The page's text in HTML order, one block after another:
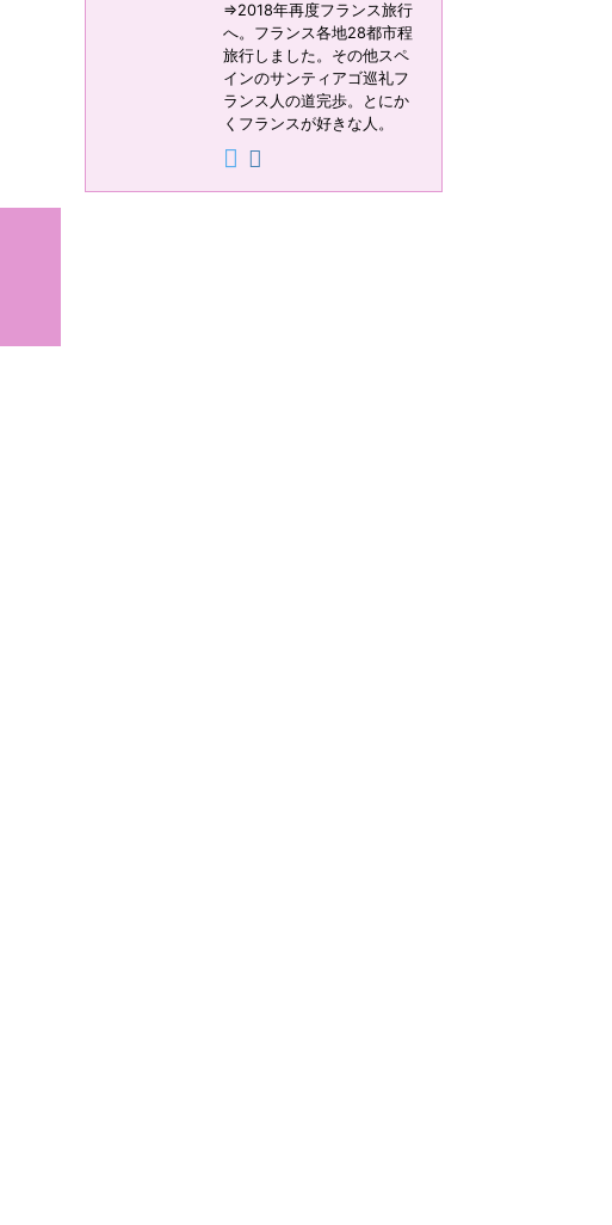
⇒2018年再度フランス旅行
へ。フランス各地28都市程
旅行しました。その他スペ
インのサンティアゴ巡礼フ
ランス人の道完歩。とにか
くフランスが好きな人。